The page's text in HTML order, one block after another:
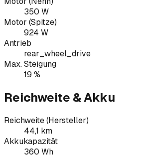
350 W
Motor (Spitze)
924 W
Antrieb
rear_wheel_drive
Max. Steigung
19 %
Reichweite & Akku
Reichweite (Hersteller)
44,1 km
Akkukapazität
360 Wh